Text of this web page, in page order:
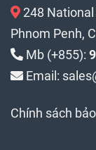
248 National
Phnom Penh,
Mb (+855):
Email:
Chính sách